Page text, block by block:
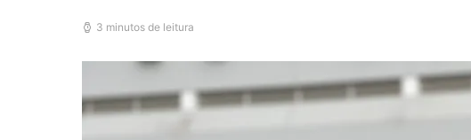
3 minutos de leitura